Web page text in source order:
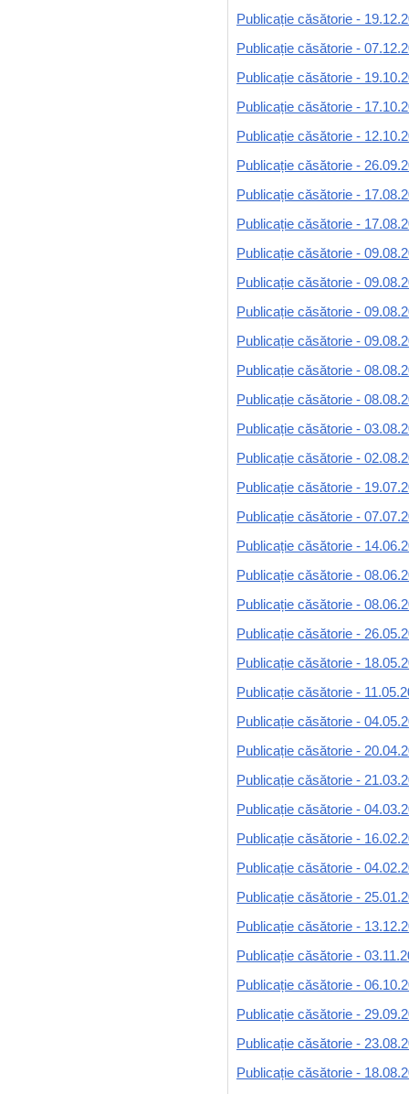
Publicație căsătorie -
Publicație căsătorie -
Publicație căsătorie -
Publicație căsătorie -
Publicație căsătorie -
Publicație căsătorie -
Publicație căsătorie -
Publicație căsătorie -
Publicație căsătorie -
Publicație căsătorie -
Publicație căsătorie -
Publicație căsătorie -
Publicație căsătorie -
Publicație căsătorie -
Publicație căsătorie -
Publicație căsătorie -
Publicație căsătorie -
Publicație căsătorie -
Publicație căsătorie -
Publicație căsătorie -
Publicație căsătorie -
Publicație căsătorie -
Publicație căsătorie -
Publicație căsătorie -
Publicație căsătorie -
Publicație căsătorie -
Publicație căsătorie -
Publicație căsătorie -
Publicație căsătorie -
Publicație căsătorie -
Publicație căsătorie -
Publicație căsătorie -
Publicație căsătorie -
Publicație căsătorie -
Publicație căsătorie -
Publicație căsătorie -
Publicație căsătorie -